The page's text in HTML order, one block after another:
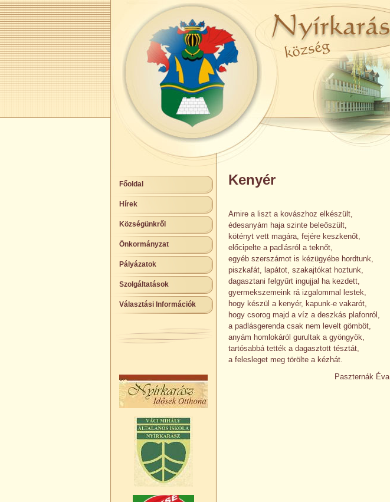
Főoldal
Hírek
Községünkről
Önkormányzat
Pályázatok
Szolgáltatások
Választási Információk
Kenyér
Amire a liszt a kovászhoz elkészült,
édesanyám haja szinte beleőszült,
kötényt vett magára, fejére keszkenőt,
előcipelte a padlásról a teknőt,
egyéb szerszámot is kézügyébe hordtunk,
piszkafát, lapátot, szakajtókat hoztunk,
dagasztani felgyűrt ingujjal ha kezdett,
gyermekszemeink rá izgalommal lestek,
hogy készül a kenyér, kapunk-e vakarót,
hogy csorog majd a víz a deszkás plafonról,
a padlásgerenda csak nem levelt gömböt,
anyám homlokáról gurultak a gyöngyök,
tartósabbá tették a dagasztott tésztát,
a felesleget meg törölte a kézhát.
Paszternák Éva